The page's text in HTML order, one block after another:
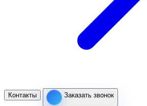
Контакты Заказать звонок